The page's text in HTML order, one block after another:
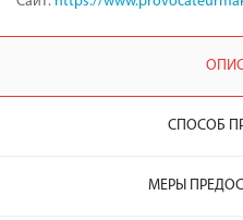
СПОСОБ
МЕРЫ